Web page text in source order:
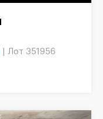
Лот 351956